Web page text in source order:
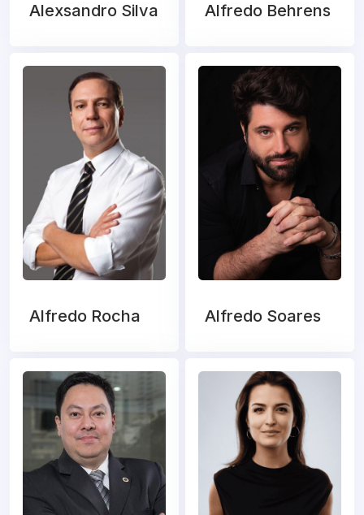
Alexsandro Silva Alfredo Behrens
Alfredo Rocha Alfredo Soares